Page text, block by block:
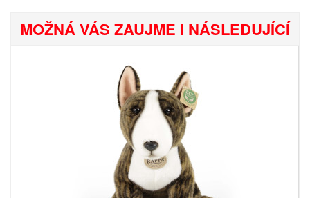
MOŽNÁ VÁS ZAUJME I NÁSLEDUJÍCÍ